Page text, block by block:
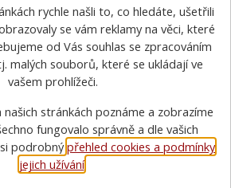
s DÁRKEM>Dvoudílný plovoucí systém
Spencer
košová nosítka
rychle našli to, co hledáte, ušetřili
se vám reklamy na věci, které
od Vás souhlas se zpracováním
malých souborů, které se ukládají ve
vašem prohlížeči.
našich stránkách poznáme a zobrazíme
fungovalo správně a dle vašich
podrobnýpřehled cookies a podmínky
jejich užívání.